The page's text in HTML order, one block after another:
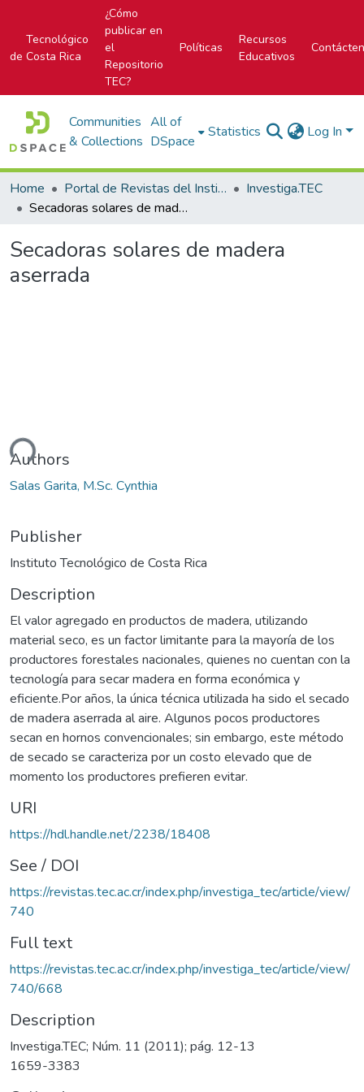
Tecnológico
de Costa Rica
¿Cómo
publicar en
el
Repositorio
TEC?
Políticas
Recursos
Educativos
Communities
& Collections
All of
DSpace
Statistics Log In
Home Portal de Revistas del Instituto Tecnológico de Costa Rica
Investiga.TEC
Secadoras solares de madera aserrada
Secadoras solares de madera
aserrada
Authors
Salas Garita, M.Sc. Cynthia
Publisher
Instituto Tecnológico de Costa Rica
Description
El valor agregado en productos de madera, utilizando
material seco, es un factor limitante para la mayoría de los
productores forestales nacionales, quienes no cuentan con la
tecnología para secar madera en forma económica y
eficiente.Por años, la única técnica utilizada ha sido el secado
de madera aserrada al aire. Algunos pocos productores
secan en hornos convencionales; sin embargo, este método
de secado se caracteriza por un costo elevado que de
momento los productores prefieren evitar.
URI
https://hdl.handle.net/2238/18408
See / DOI
https://revistas.tec.ac.cr/index.php/investiga_tec/article/view/
740
Full text
https://revistas.tec.ac.cr/index.php/investiga_tec/article/view/
740/668
Description
Investiga.TEC; Núm. 11 (2011); pág. 12-13
1659-3383